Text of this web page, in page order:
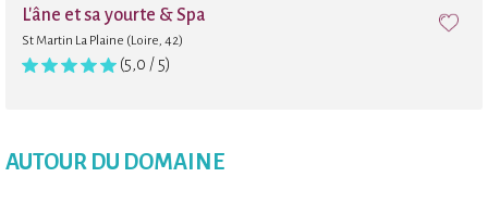
L'âne et sa yourte & Spa
St Martin La Plaine (Loire, 42)
(5,0 / 5)
AUTOUR DU DOMAINE